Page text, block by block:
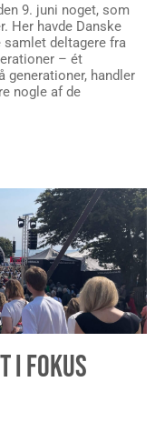
9. juni noget, som
Her havde Danske
samlet deltagere fra
– ét
generationer, handler
nogle af de
I FOKUS